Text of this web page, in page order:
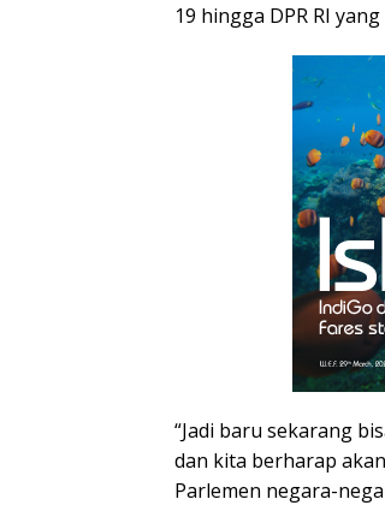
19 hingga DPR RI
“Jadi baru sekarang
dan kita berharap
Parlemen negara-